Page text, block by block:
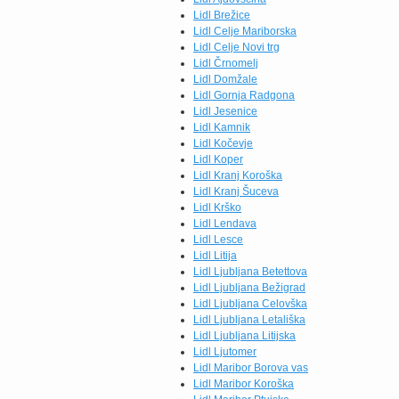
Lidl Brežice
Lidl Celje Mariborska
Lidl Celje Novi trg
Lidl Črnomelj
Lidl Domžale
Lidl Gornja Radgona
Lidl Jesenice
Lidl Kamnik
Lidl Kočevje
Lidl Koper
Lidl Kranj Koroška
Lidl Kranj Šuceva
Lidl Krško
Lidl Lendava
Lidl Lesce
Lidl Litija
Lidl Ljubljana Betettova
Lidl Ljubljana Bežigrad
Lidl Ljubljana Celovška
Lidl Ljubljana Letališka
Lidl Ljubljana Litijska
Lidl Ljutomer
Lidl Maribor Borova vas
Lidl Maribor Koroška